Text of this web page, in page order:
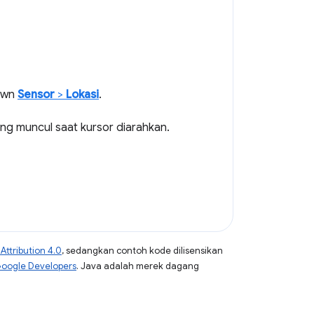
Sensor > Lokasi.
muncul saat kursor diarahkan.
4.0, sedangkan contoh kode dilisensikan
Developers. Java adalah merek dagang